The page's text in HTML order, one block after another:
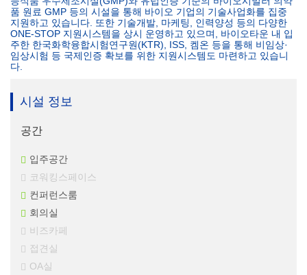
품 원료 GMP 등의 시설을 통해 바이오 기업의 기술사업화를 집중
지원하고 있습니다. 또한 기술개발, 마케팅, 인력양성 등의 다양한
ONE-STOP 지원시스템을 상시 운영하고 있으며, 바이오타운 내 입
주한 한국화학융합시험연구원(KTR), ISS, 켐온 등을 통해 비임상·
임상시험 등 국제인증 확보를 위한 지원시스템도 마련하고 있습니
다.
시설 정보
공간
입주공간
코워킹스페이스
컨퍼런스룸
회의실
비즈카페
접견실
OA실